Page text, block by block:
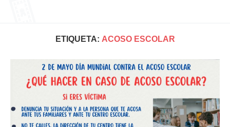
ETIQUETA: ACOSO ESCOLAR